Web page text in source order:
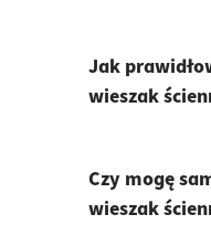
Jak
wieszak
Czy mogę
wieszak